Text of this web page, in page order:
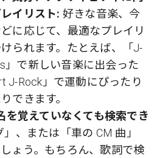
イリスト: 好きな音楽、今
に応じて、最適なプレイリ
られます。たとえば、「J-
」で新しい音楽に出会った
J-Rock」で運動にぴったり
できます。
を覚えていなくても検索でき
」、または「車の CM 曲」
ょう。もちろん、歌詞で検